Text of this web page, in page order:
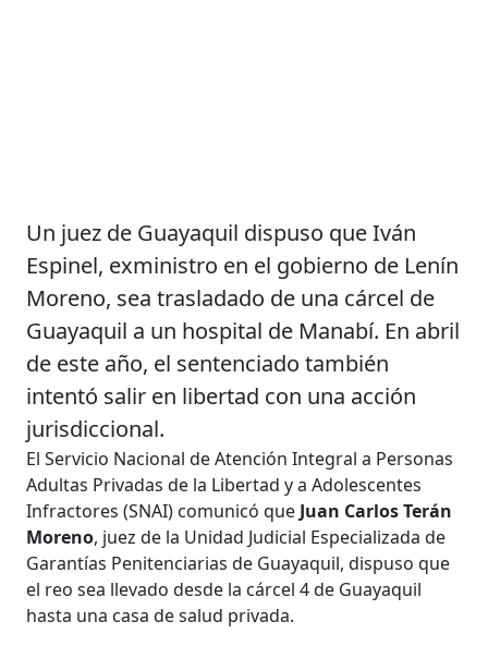
Un juez de Guayaquil dispuso que Iván
Espinel, exministro en el gobierno de Lenín
Moreno, sea trasladado de una cárcel de
Guayaquil a un hospital de Manabí. En abril
de este año, el sentenciado también
intentó salir en libertad con una acción
jurisdiccional.
El Servicio Nacional de Atención Integral a Personas
Adultas Privadas de la Libertad y a Adolescentes
Infractores (SNAI) comunicó que Juan Carlos Terán
Moreno, juez de la Unidad Judicial Especializada de
Garantías Penitenciarias de Guayaquil, dispuso que
el reo sea llevado desde la cárcel 4 de Guayaquil
hasta una casa de salud privada.